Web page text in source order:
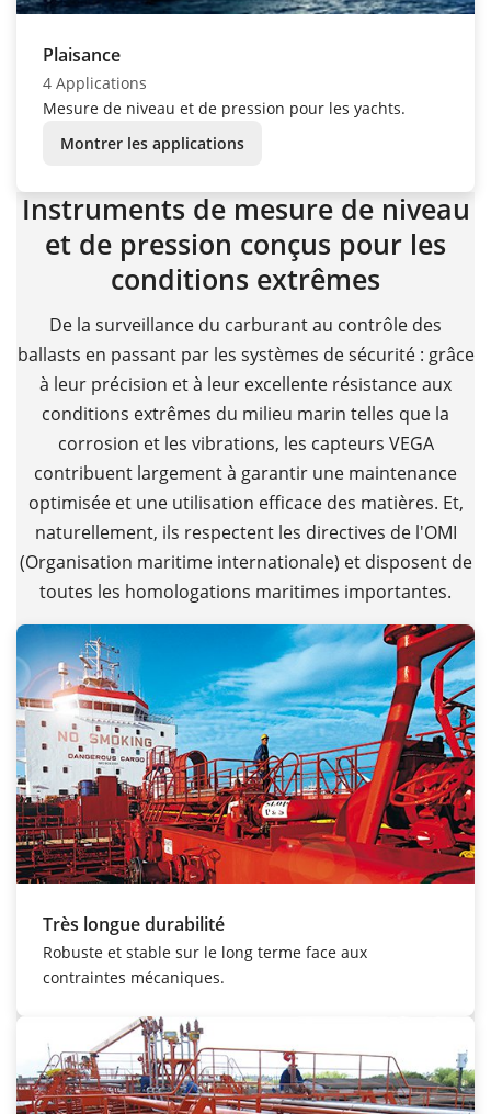
Plaisance
4 Applications
Mesure de niveau et de pression pour les yachts.
Montrer les applications
Instruments de mesure de niveau
et de pression conçus pour les
conditions extrêmes
De la surveillance du carburant au contrôle des
ballasts en passant par les systèmes de sécurité : grâce
à leur précision et à leur excellente résistance aux
conditions extrêmes du milieu marin telles que la
corrosion et les vibrations, les capteurs VEGA
contribuent largement à garantir une maintenance
optimisée et une utilisation efficace des matières. Et,
naturellement, ils respectent les directives de l'OMI
(Organisation maritime internationale) et disposent de
toutes les homologations maritimes importantes.
Très longue durabilité
Robuste et stable sur le long terme face aux
contraintes mécaniques.